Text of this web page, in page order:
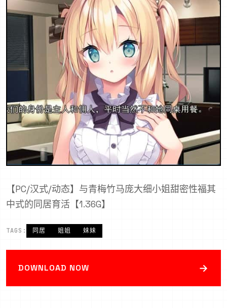
【PC/汉式/动态】与青梅竹马庞大细小姐甜密性福其
中式的同居育活【1.36G】
TAGS: 同居 姐姐 妹妹
DOWNLOAD NOW →